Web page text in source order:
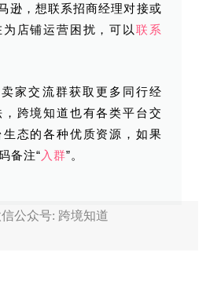
逊，想联系招商经理对接或
店铺运营困扰，可以 联系
家交流群获取更多同行经
跨境知道也有各类平台交
态的各种优质资源，如果
备注“ 入群”。
公众号: 跨境知道